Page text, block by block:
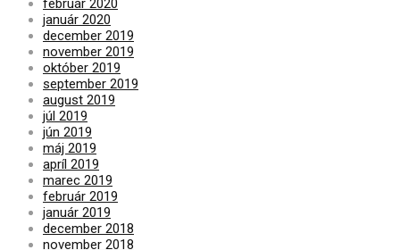
január 2020
december 2019
november 2019
október 2019
september 2019
august 2019
júl 2019
jún 2019
máj 2019
apríl 2019
marec 2019
február 2019
január 2019
december 2018
november 2018